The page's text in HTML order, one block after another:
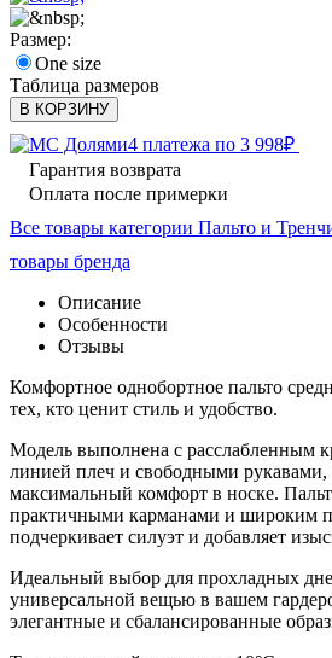
Размер:
One size
Таблица размеров
В КОРЗИНУ
4 платежа по 3 998₽
Гарантия возврата
Оплата после примерки
Все товары категории Пальто и
товары бренда
Описание
Особенности
Отзывы
Комфортное однобортное пальто
тех, кто ценит стиль и удобство.
Модель выполнена с расслабленным
линией плеч и свободными рукавами,
максимальный комфорт в носке.
практичными карманами и широким
подчеркивает силуэт и добавляет
Идеальный выбор для прохладных
универсальной вещью в вашем
элегантные и сбалансированные